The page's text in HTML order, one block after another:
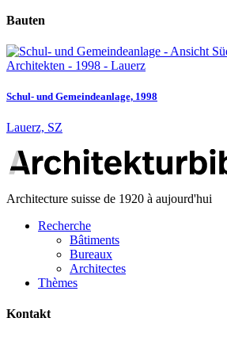
Bauten
Schul- und Gemeindeanlage, 1998
Lauerz, SZ
Architecture suisse de 1920 à aujourd'hui
Recherche
Bâtiments
Bureaux
Architectes
Thèmes
Kontakt